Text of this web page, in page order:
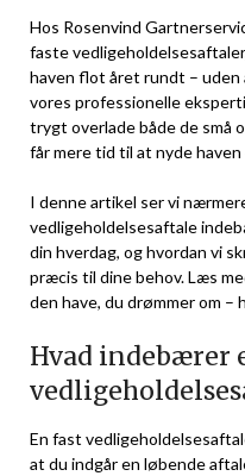
Hos Rosenvind
faste
haven flot året rundt –
vores professionelle
trygt overlade både de små
får mere tid til at nyde
I denne artikel ser vi
vedligeholdelsesaftale
din hverdag, og hvordan vi
præcis til dine behov. Læs
den have, du drømmer om –
Hvad indebærer
En fast
at du indgår en løbende